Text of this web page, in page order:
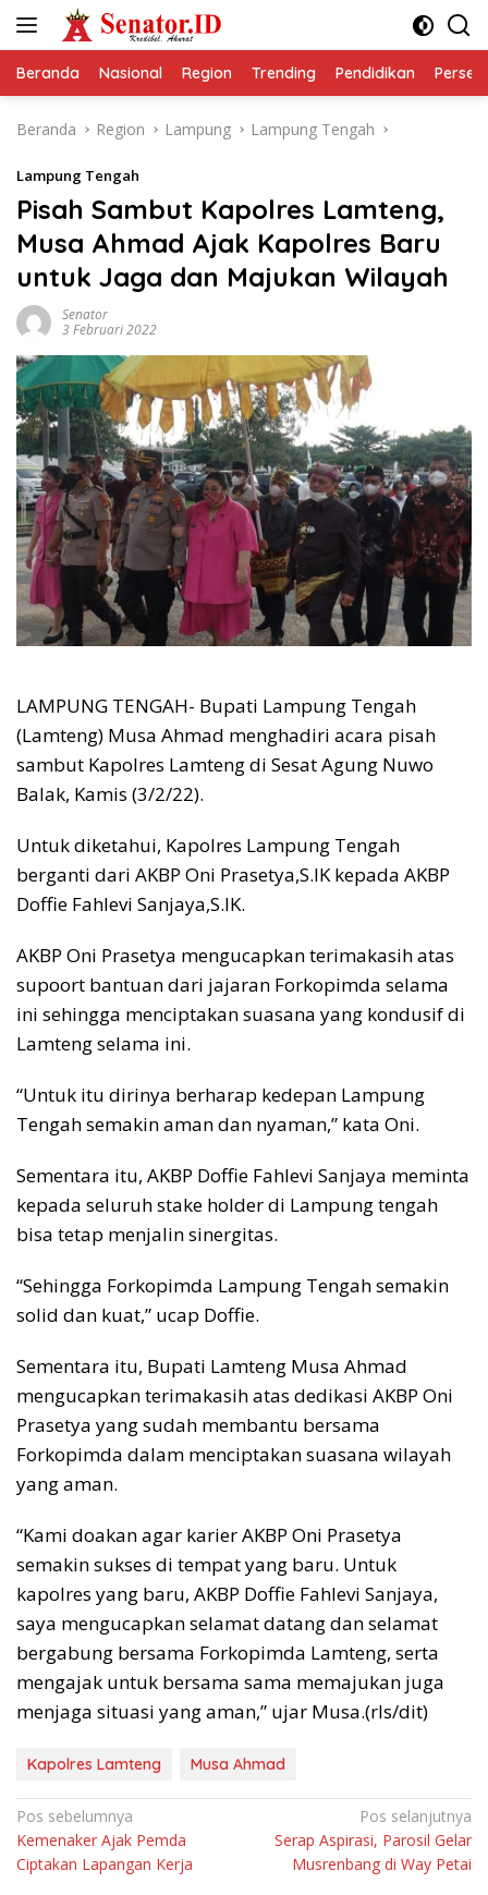
Beranda Nasional Region Trending Pendidikan
Beranda Region Lampung Lampung Tengah
Lampung Tengah
Pisah Sambut Kapolres Lamteng,
Musa Ahmad Ajak Kapolres Baru
untuk Jaga dan Majukan Wilayah
Senator
3 Februari 2022
LAMPUNG TENGAH- Bupati Lampung Tengah
(Lamteng) Musa Ahmad menghadiri acara pisah
sambut Kapolres Lamteng di Sesat Agung Nuwo
Balak, Kamis (3/2/22).
Untuk diketahui, Kapolres Lampung Tengah
berganti dari AKBP Oni Prasetya,S.IK kepada AKBP
Doffie Fahlevi Sanjaya,S.IK.
AKBP Oni Prasetya mengucapkan terimakasih atas
supoort bantuan dari jajaran Forkopimda selama
ini sehingga menciptakan suasana yang kondusif di
Lamteng selama ini.
“Untuk itu dirinya berharap kedepan Lampung
Tengah semakin aman dan nyaman,” kata Oni.
Sementara itu, AKBP Doffie Fahlevi Sanjaya meminta
kepada seluruh stake holder di Lampung tengah
bisa tetap menjalin sinergitas.
“Sehingga Forkopimda Lampung Tengah semakin
solid dan kuat,” ucap Doffie.
Sementara itu, Bupati Lamteng Musa Ahmad
mengucapkan terimakasih atas dedikasi AKBP Oni
Prasetya yang sudah membantu bersama
Forkopimda dalam menciptakan suasana wilayah
yang aman.
“Kami doakan agar karier AKBP Oni Prasetya
semakin sukses di tempat yang baru. Untuk
kapolres yang baru, AKBP Doffie Fahlevi Sanjaya,
saya mengucapkan selamat datang dan selamat
bergabung bersama Forkopimda Lamteng, serta
mengajak untuk bersama sama memajukan juga
menjaga situasi yang aman,” ujar Musa.(rls/dit)
Kapolres Lamteng Musa Ahmad
Navigasi
pos
Pos sebelumnya
Kemenaker Ajak Pemda
Ciptakan Lapangan Kerja
Pos selanjutnya
Serap Aspirasi, Parosil Gelar
Musrenbang di Way Petai